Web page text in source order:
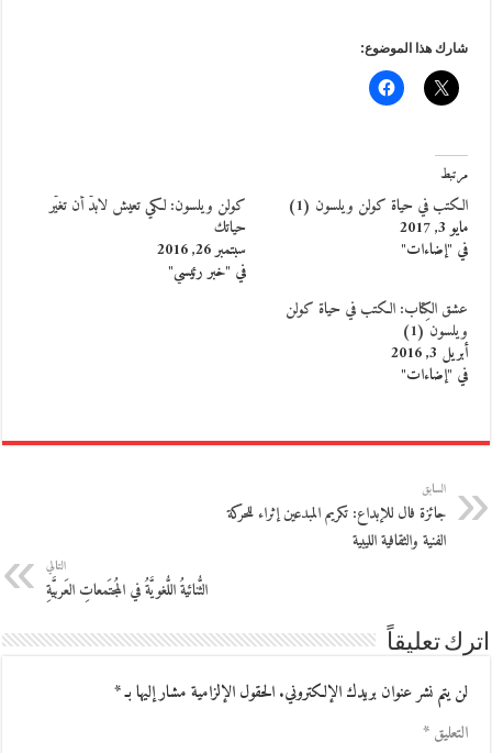
شارك هذا الموضوع:
مرتبط
الكتب في حياة كولن ويلسون (1)
مايو 3, 2017
في "إضاءات"
كولن ويلسون: لكي تعيش لابدّ أن تغيّر
حياتك
سبتمبر 26, 2016
في "خبر رئيسي"
عشق الكِتاب: الكتب في حياة كولن
ويلسون (1)
أبريل 3, 2016
في "إضاءات"
السابق
جائزة فال للإبداع: تكريم المبدعين إثراء للحركة
الفنية والثقافية الليبية
التالي
الثُّنائيةُ اللُّغويَّةُ في المُجتَمعاتِ العَربيَّةِ
اترك تعليقاً
لن يتم نشر عنوان بريدك الإلكتروني.الحقول الإلزامية مشار إليها بـ*
التعليق*